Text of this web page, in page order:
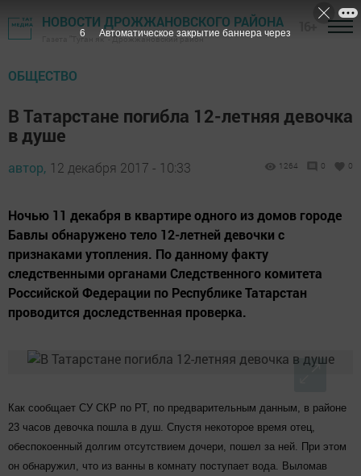
НОВОСТИ ДРОЖЖАНОВСКОГО РАЙОНА
Газета "Туган як" - Дрожжановский район
ОБЩЕСТВО
В Татарстане погибла 12-летняя девочка
в душе
автор, 12 декабря 2017 - 10:33 1264 0 0
Ночью 11 декабря в квартире одного из домов городе
Бавлы обнаружено тело 12-летней девочки с
признаками утопления. По данному факту
следственными органами Следственного комитета
Российской Федерации по Республике Татарстан
проводится доследственная проверка.
Как сообщает СУ СКР по РТ, по предварительным данным, в районе
23 часов девочка пошла в душ. Спустя некоторое время отец,
обеспокоенный долгим отсутствием дочери, пошел за ней. При этом
он обнаружил, что из ванны в комнату поступает вода. Выломав
5 Автоматическое закрытие баннера через